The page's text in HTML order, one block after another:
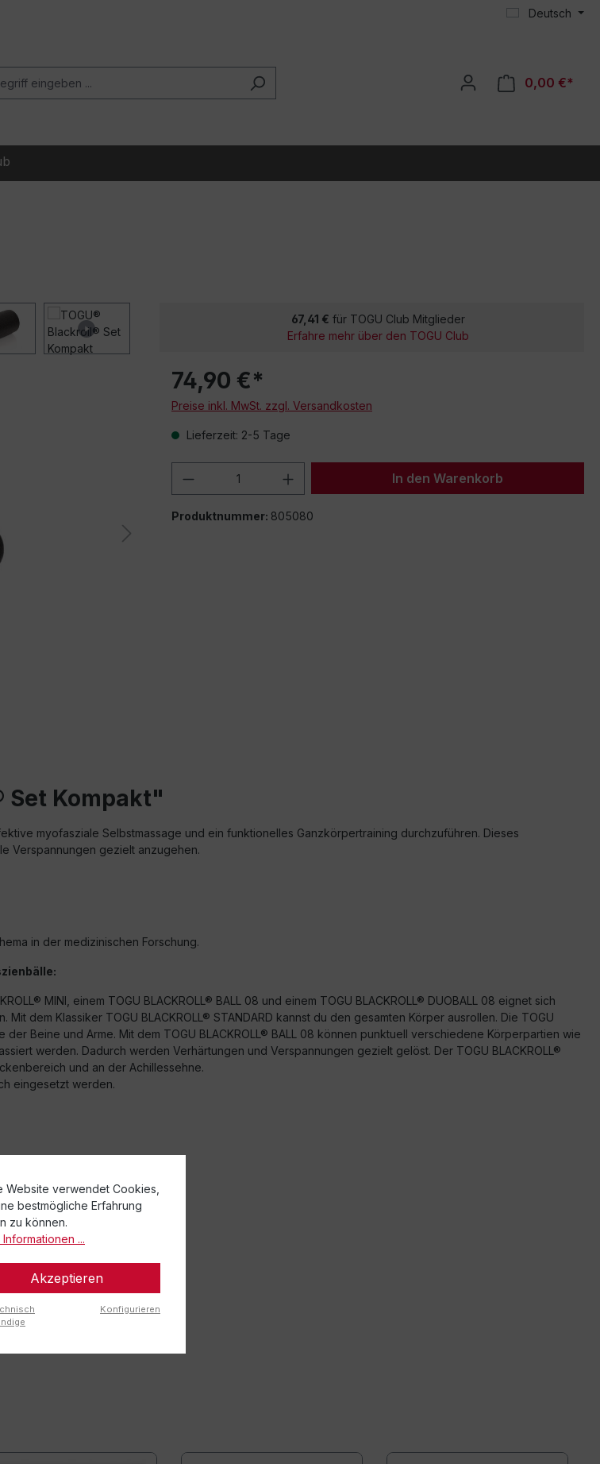
Deutsch
0,00 €*
67,41 € für TOGU Club Mitglieder
Erfahre mehr über den TOGU Club
74,90 €*
Preise inkl. MwSt. zzgl. Versandkosten
Lieferzeit: 2-5 Tage
Produkt Anzahl: Gib den gewünschten Wert
In den Warenkorb
Produktnummer: 805080
Set Kompakt"
myofasziale Selbstmassage und ein funktionelles Ganzkörpertraining durchzuführen. Dieses
Verspannungen gezielt anzugehen.
in der medizinischen Forschung.
MINI, einem TOGU BLACKROLL® BALL 08 und einem TOGU BLACKROLL® DUOBALL 08 eignet sich
dem Klassiker TOGU BLACKROLL® STANDARD kannst du den gesamten Körper ausrollen. Die TOGU
Beine und Arme. Mit dem TOGU BLACKROLL® BALL 08 können punktuell verschiedene Körperpartien wie
werden. Dadurch werden Verhärtungen und Verspannungen gezielt gelöst. Der TOGU BLACKROLL®
und an der Achillessehne.
eingesetzt werden.
TOGU Blackroll Duoball 8cm
Website verwendet Cookies,
bestmögliche Erfahrung
zu können.
...
Akzeptieren
Konfigurieren